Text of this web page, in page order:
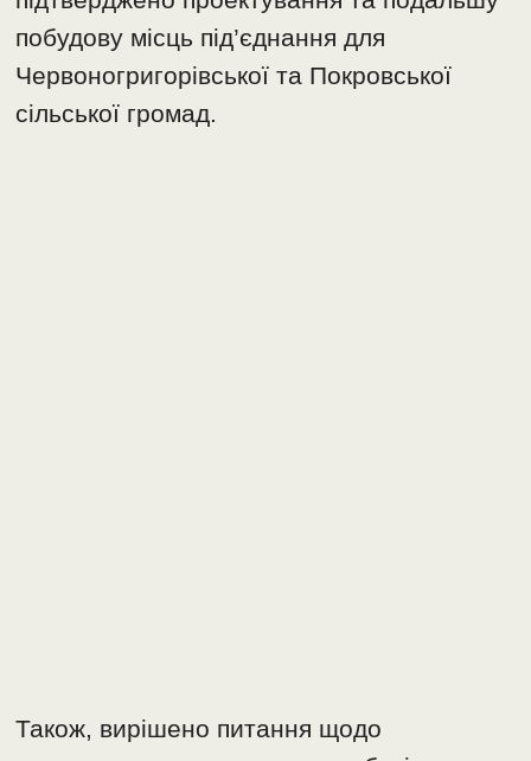
побудову місць під’єднання для
Червоногригорівської та Покровської
сільської громад.
Також, вирішено питання щодо